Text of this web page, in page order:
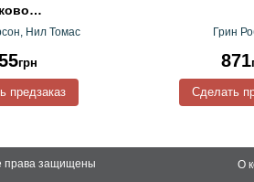
Нил Томас
грн
предзаказ
Грин
871
Сделать
О
права защищены